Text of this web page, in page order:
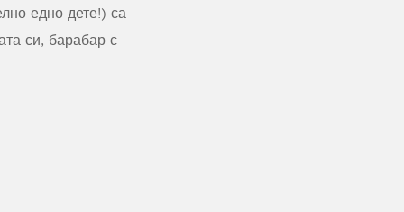
едно дете!) са
си, барабар с